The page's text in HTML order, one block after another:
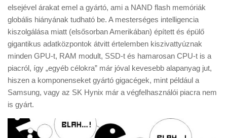
Tudástár
Tanácsok
Érdekességek
Helyszíni Riport
E-BB
elsejével árakat emel a gyártó, ami a NAND flash memóriák
globális hiányának tudható be. A mesterséges intelligencia
kiszolgálása miatt (elsősorban Amerikában) épített és épülő
gigantikus adatközpontok átvitt értelemben kiszivattyúznak
minden GPU-t, RAM modult, SSD-t és hamarosan CPU-t is a
piacról, így „egyéb célokra” már jóval kevesebb alapanyag jut,
hiszen a komponenseket gyártó gigacégek, mint például a
Samsung, vagy az SK Hynix már a végfelhasználói piacra nem
is gyárt.